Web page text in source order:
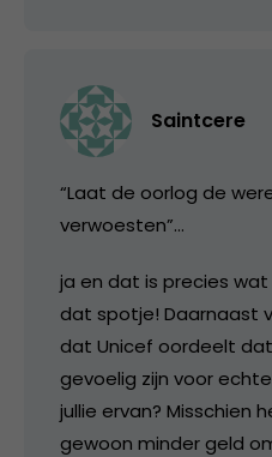
Saintcere
“Laat de oorlog de
verwoesten”…
ja en dat is precies
dat spotje! Daarnaast
dat Unicef oordeelt
gevoelig zijn voor
jullie ervan? Misschien
gewoon minder geld